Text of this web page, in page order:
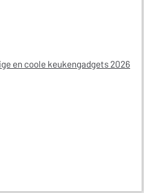
en coole keukengadgets 2026